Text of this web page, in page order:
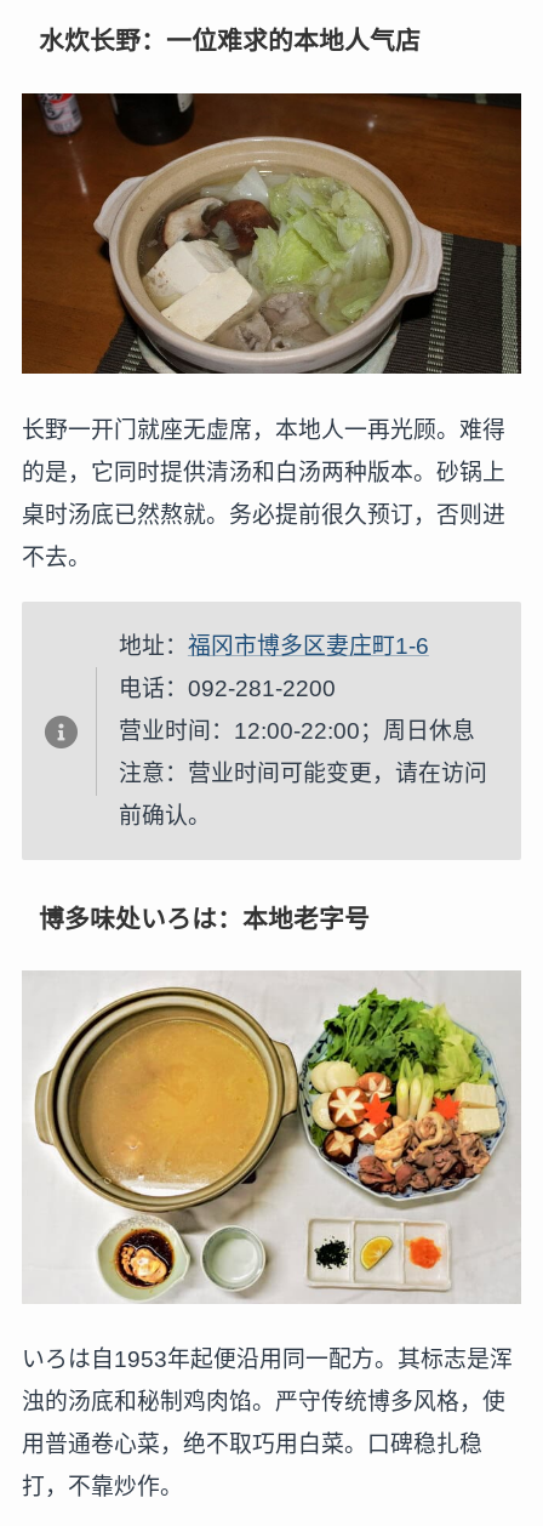
水炊长野：一位难求的本地人气店
长野一开门就座无虚席，本地人一再光顾。难得
的是，它同时提供清汤和白汤两种版本。砂锅上
桌时汤底已然熬就。务必提前很久预订，否则进
不去。
地址： 福冈市博多区妻庄町1-6
电话：092-281-2200
营业时间：12:00-22:00；周日休息
注意：营业时间可能变更，请在访问
前确认。
博多味处いろは：本地老字号
いろは自1953年起便沿用同一配方。其标志是浑
浊的汤底和秘制鸡肉馅。严守传统博多风格，使
用普通卷心菜，绝不取巧用白菜。口碑稳扎稳
打，不靠炒作。